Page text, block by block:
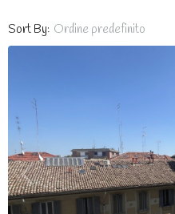
Sort By: Ordine predefinito